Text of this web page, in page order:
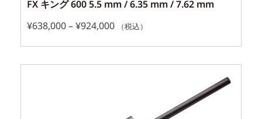
FX キング 600 5.5 mm / 6.35 mm / 7.62 mm
¥638,000–¥924,000 （税込）